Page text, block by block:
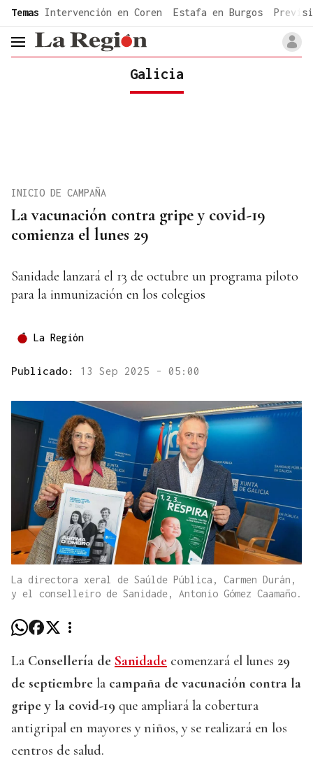
common.go-to-content
Temas Intervención en Coren Estafa en Burgos
header.menu.open
Galicia
La vacunación contra gripe y covid-19
comienza el lunes 29
INICIO DE CAMPAÑA
Sanidade lanzará el 13 de octubre un programa piloto
para la inmunización en los colegios
La Región
Publicado: 13 Sep 2025 - 05:00
La directora xeral de Saúlde Pública, Carmen Durán,
y el conselleiro de Sanidade, Antonio Gómez Caamaño.
La Consellería de Sanidade comenzará el lunes 29
de septiembre la campaña de vacunación contra la
gripe y la covid-19 que ampliará la cobertura
antigripal en mayores y niños, y se realizará en los
centros de salud.